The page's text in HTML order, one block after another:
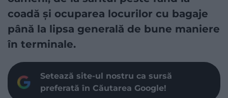
coadă și ocuparea locurilor cu bagaje
până la lipsa generală de bune maniere
în terminale.
Setează site-ul nostru ca sursă
preferată în Căutarea Google!